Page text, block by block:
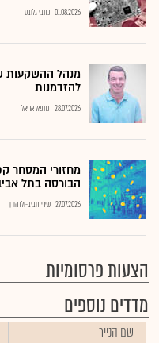
01.08.2026 כתבי גלובס
מנהל ההשקעות
להזדמנות
28.07.2026 נתנאל אריאל
מחזורי המסחר
הבורסה בתל
27.07.2026 שירי חביב-ולדהורן
הצעות פרסומיות
מדדים נוספים
שם הנייר